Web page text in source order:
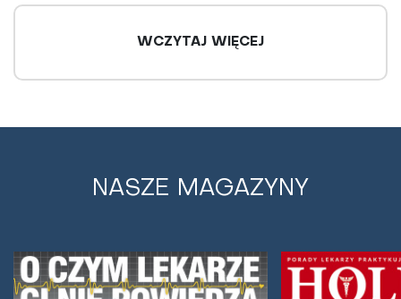
Nadmierna potliwość - jak sobie z nią
poradzić?
WCZYTAJ WIĘCEJ
NASZE MAGAZYNY